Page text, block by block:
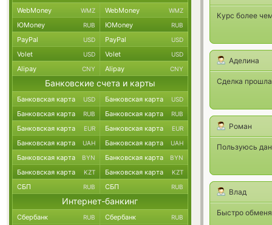
Курс более
Аделина
Сделка
Роман
Пользуюсь
Влад
Быстро
WebMoney WMZ WebMoney WMZ
ЮMoney RUB ЮMoney RUB
PayPal USD PayPal USD
Volet USD Volet USD
Alipay CNY Alipay CNY
Банковские счета и карты
Банковская карта USD Банковская карта USD
Банковская карта RUB Банковская карта RUB
Банковская карта EUR Банковская карта EUR
Банковская карта UAH Банковская карта UAH
Банковская карта BYN Банковская карта BYN
Банковская карта KZT Банковская карта KZT
СБП RUB СБП RUB
Интернет-банкинг
Сбербанк RUB Сбербанк RUB